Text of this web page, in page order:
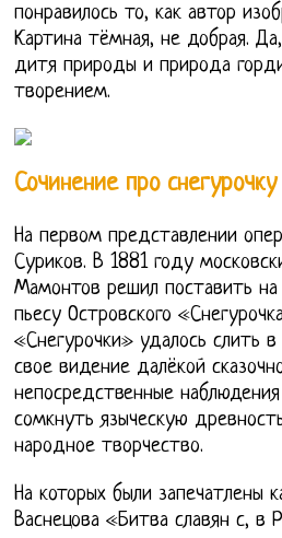
понравилось то, как автор
Картина тёмная, не добрая.
дитя природы и природа
творением.
Сочинение про
На первом представлении
Суриков. В 1881 году
Мамонтов решил поставить
пьесу Островского
«Снегурочки» удалось слить
свое видение далёкой
непосредственные
сомкнуть языческую
народное творчество.
На которых были запечатлены
Васнецова «Битва славян с, в